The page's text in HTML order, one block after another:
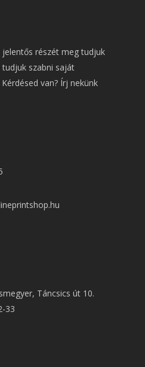
jelentős részét meg tudjuk
szabni saját
van? Írj nekünk
Táncsics út 10.
33